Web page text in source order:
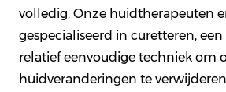
volledig. Onze huidtherapeuten
gespecialiseerd in curetteren, een
relatief eenvoudige techniek om
huidveranderingen te